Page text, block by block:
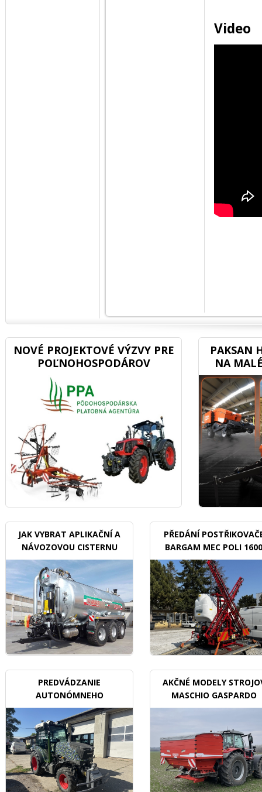
Video
NOVÉ PROJEKTOVÉ VÝZVY PRE
POĽNOHOSPODÁROV
PAKSAN
NA
JAK VYBRAT APLIKAČNÍ A
NÁVOZOVOU CISTERNU
PŘEDÁNÍ
BARGAM MEC POLI 1600
BDX
PREDVÁDZANIE
AUTONÓMNEHO
TRAKTORU V SADOCH
AKČNÉ MODELY
MASCHIO GASPARDO